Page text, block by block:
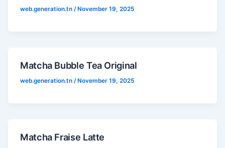
web.generation.tn / November 19, 2025
Matcha Bubble Tea Original
web.generation.tn /November 19, 2025
Matcha Fraise Latte